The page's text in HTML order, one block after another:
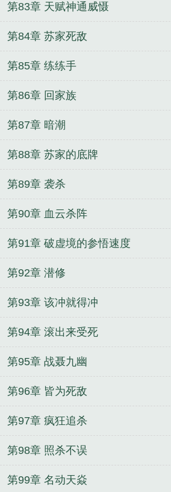
第83章 天赋神通威慑
第84章 苏家死敌
第85章 练练手
第86章 回家族
第87章 暗潮
第88章 苏家的底牌
第89章 袭杀
第90章 血云杀阵
第91章 破虚境的参悟速度
第92章 潜修
第93章 该冲就得冲
第94章 滚出来受死
第95章 战聂九幽
第96章 皆为死敌
第97章 疯狂追杀
第98章 照杀不误
第99章 名动天焱